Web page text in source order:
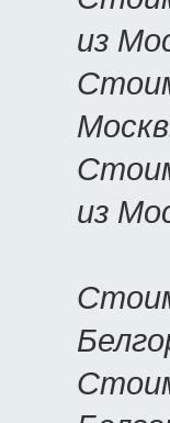
из
из